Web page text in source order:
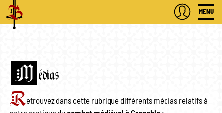
MENU
M édias
Retrouvez dans cette rubrique différents médias relatifs à